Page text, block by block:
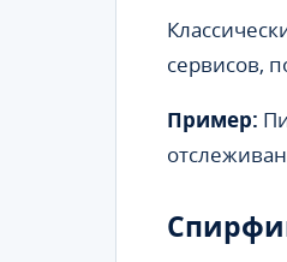
сервисов,
Пример: